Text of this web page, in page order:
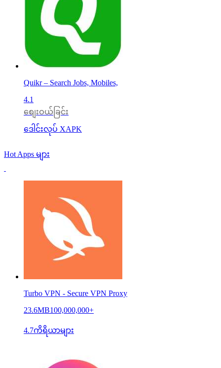
Quikr – Search Jobs, Mobiles,
4.1
စျေးဝယ်ခြင်း
ဒေါင်းလုပ် XAPK
Hot Apps များ
Turbo VPN - Secure VPN Proxy
23.6MB100,000,000+
4.7ကိရိယာများ